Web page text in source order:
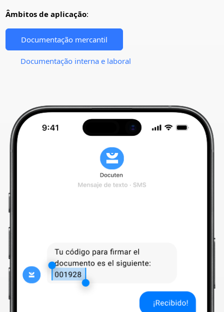
Âmbitos de aplicação:
Documentação mercantil
Documentação interna e laboral